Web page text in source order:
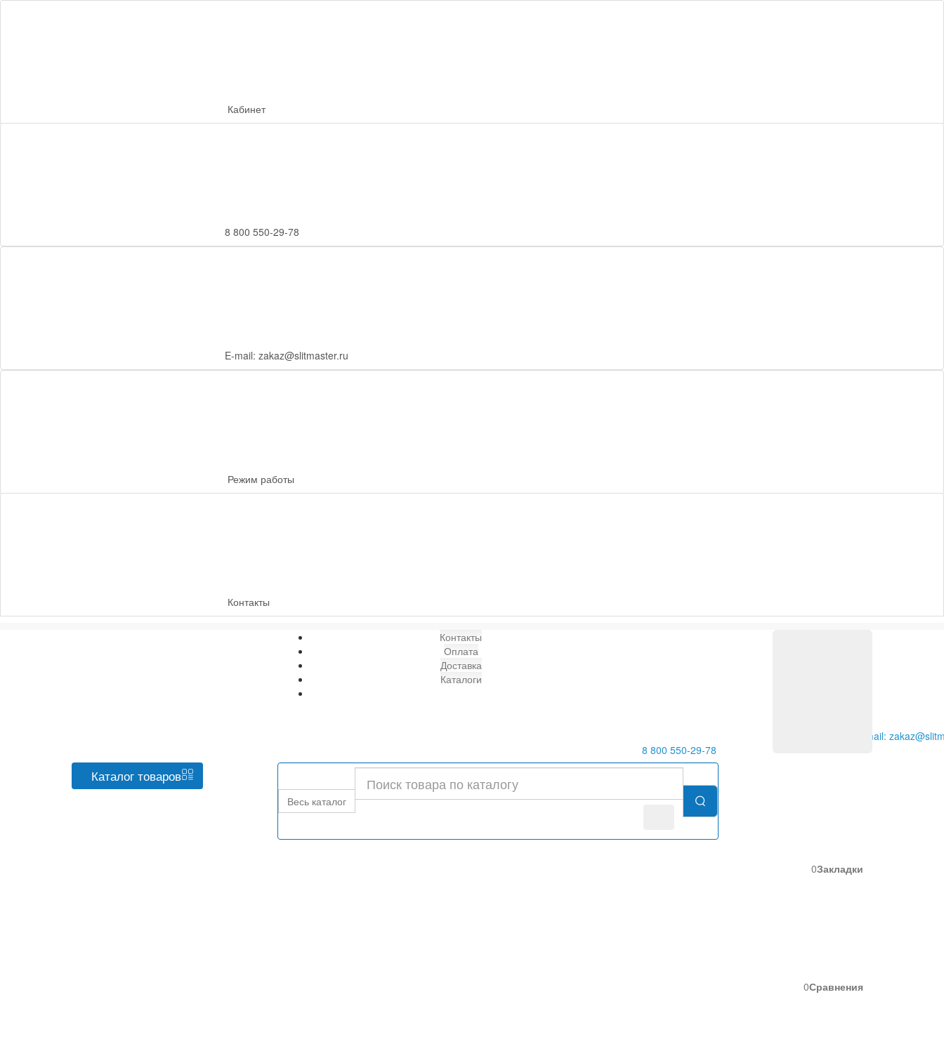
Кабинет
8 800 550-29-78
E-mail: zakaz@slitmaster.ru
Режим работы
Контакты
Контакты
Оплата
Доставка
Каталоги
E-mail:
8 800 550-29-78
Каталог товаров
Весь каталог
0Закладки
0Сравнения